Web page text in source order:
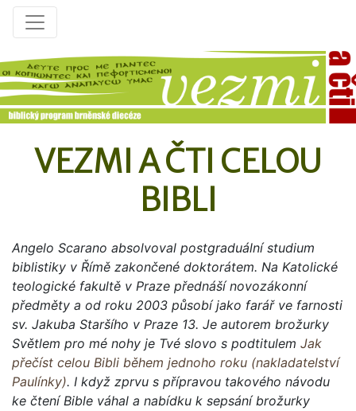
VEZMI A ČTI CELOU
BIBLI
Angelo Scarano absolvoval postgraduální studium
biblistiky v Římě zakončené doktorátem. Na Katolické
teologické fakultě v Praze přednáší novozákonní
předměty a od roku 2003 působí jako farář ve farnosti
sv. Jakuba Staršího v Praze 13. Je autorem brožurky
Světlem pro mé nohy je Tvé slovo s podtitulem Jak
přečíst celou Bibli během jednoho roku (nakladatelství
Paulínky). I když zprvu s přípravou takového návodu
ke čtení Bible váhal a nabídku k sepsání brožurky